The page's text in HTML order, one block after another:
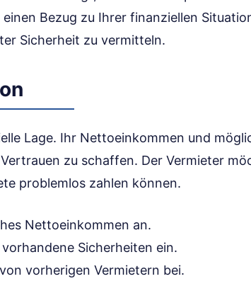
Bezug zu Ihrer finanziellen
Sicherheit zu vermitteln.
Lage. Ihr Nettoeinkommen und
zu schaffen. Der Vermieter
problemlos zahlen können.
Nettoeinkommen an.
Sicherheiten ein.
vorherigen Vermietern bei.